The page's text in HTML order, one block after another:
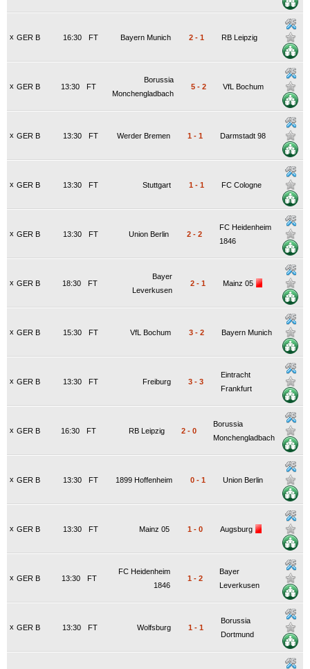
x GER B FT
16:30 Bayern Munich 2 - 1 RB Leipzig
x GER B FT
13:30
Borussia
Monchengladbach
5 - 2 VfL Bochum
x GER B FT
13:30 Werder Bremen 1 - 1 Darmstadt 98
x GER B FT
13:30 Stuttgart 1 - 1 FC Cologne
x GER B FT
13:30 Union Berlin 2 - 2
FC Heidenheim
1846
x GER B FT
18:30
Bayer
Leverkusen
2 - 1 Mainz 05
x GER B FT
15:30 VfL Bochum 3 - 2 Bayern Munich
x GER B FT
13:30 Freiburg 3 - 3
Eintracht
Frankfurt
x GER B FT
16:30 RB Leipzig 2 - 0
Borussia
Monchengladbach
x GER B FT
13:30 1899 Hoffenheim 0 - 1 Union Berlin
x GER B FT
13:30 Mainz 05 1 - 0 Augsburg
x GER B FT
13:30
FC Heidenheim
1846
1 - 2
Bayer
Leverkusen
x GER B FT
13:30 Wolfsburg 1 - 1
Borussia
Dortmund